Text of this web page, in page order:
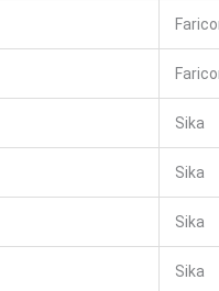
Sika
Sika
Sika
Sika